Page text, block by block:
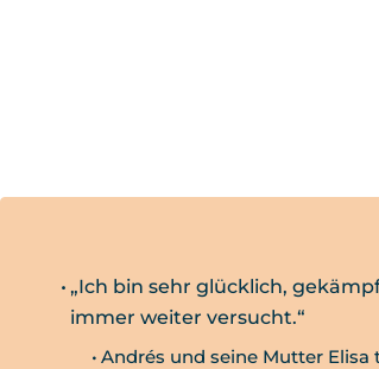
„Ich bin sehr glücklich,
immer weiter versucht.“
Andrés und seine Mutter